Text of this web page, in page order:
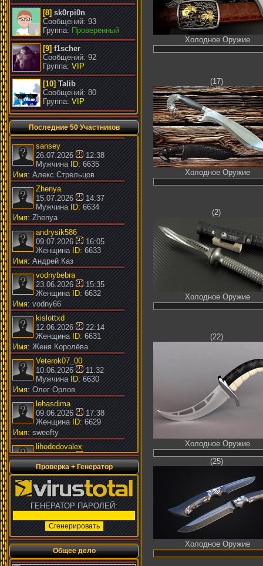
[8] sk0rpi0n
Сообщений: 93
Группа: Проверенный
[9] f1scher
Сообщений: 92
Группа: VIP
[10] Talib
Сообщений: 80
Группа: VIP
Последние 50 Участников
sansey
26.07.2026
12:38
Мужчина ID: 6635
Имя: Алекс Стрельцов
Zhenya
15.07.2026
14:37
Мужчина ID: 6634
Имя: Zhenya
andrysik586
09.07.2026
16:05
Женщина ID: 6633
Имя: Андрей Каз
vodnybebra
23.06.2026
15:35
Женщина ID: 6632
Имя: vodny66
kislottxd
12.06.2026
22:14
Женщина
ID: 6631
Имя: Женя Королёва
Veterok07_00
10.06.2026
11:32
Мужчина ID: 6630
Имя: Олег Орлов
lehasdima
09.06.2026
17:38
Женщина ID: 6629
Имя: sweefty
lihodedovalex
16.05.2026
02:51
ЖенщинаID:6628
Имя:San Sania
kdv-159
13.05.2026
08:22
МужчинаID:6627
Имя:Дмитрий Киряков
vuri600
02.05.2026
23:24
ЖенщинаID:6626
Имя:Vuri
Проверка + Генератор
ГЕНЕРАТОР ПАРОЛЕЙ:
Общее дело
Холодное Оружие
(17)
Холодное Оружие
(2)
Холодное Оружие
(22)
Холодное Оружие
(25)
Холодное Оружие